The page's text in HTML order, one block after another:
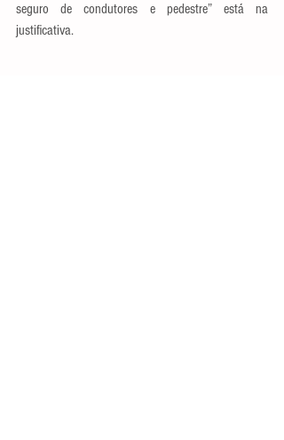
seguro de condutores e pedestre” está na
justificativa.